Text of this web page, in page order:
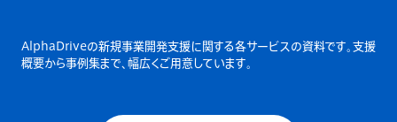
AlphaDriveの新規事業開発支援に関する各サービスの資料です。 支援
概要から事例集まで、幅広くご用意しています。